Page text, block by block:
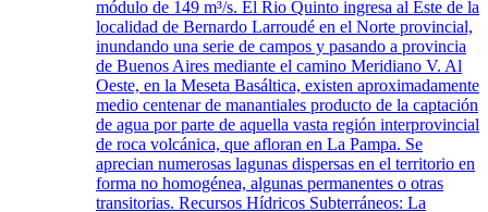
módulo de 149 m³/s. El Rio Quinto ingresa al Este de la
localidad de Bernardo Larroudé en el Norte provincial,
inundando una serie de campos y pasando a provincia
de Buenos Aires mediante el camino Meridiano V. Al
Oeste, en la Meseta Basáltica, existen aproximadamente
medio centenar de manantiales producto de la captación
de agua por parte de aquella vasta región interprovincial
de roca volcánica, que afloran en La Pampa. Se
aprecian numerosas lagunas dispersas en el territorio en
forma no homogénea, algunas permanentes o otras
transitorias. Recursos Hídricos Subterráneos: La